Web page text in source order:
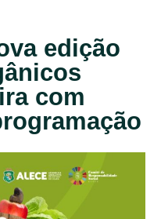
edição
com